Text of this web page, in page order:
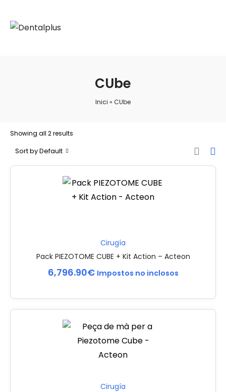
CUbe
Inici » CUbe
Showing all 2 results
Sort by Default
Cirugía
Pack PIEZOTOME CUBE + Kit Action – Acteon
6,796.90€ Impostos no inclosos
Cirugía